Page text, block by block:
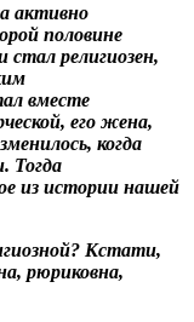
активно
половине
религиозен,
вместе
его жена,
когда
Тогда
из истории нашей
Кстати,
рюриковна,